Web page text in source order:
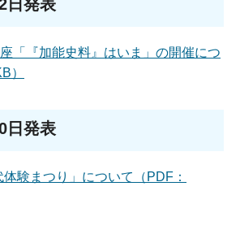
日発表
「『加能史料』はいま」の開催につ
）
日発表
験まつり」について（PDF：